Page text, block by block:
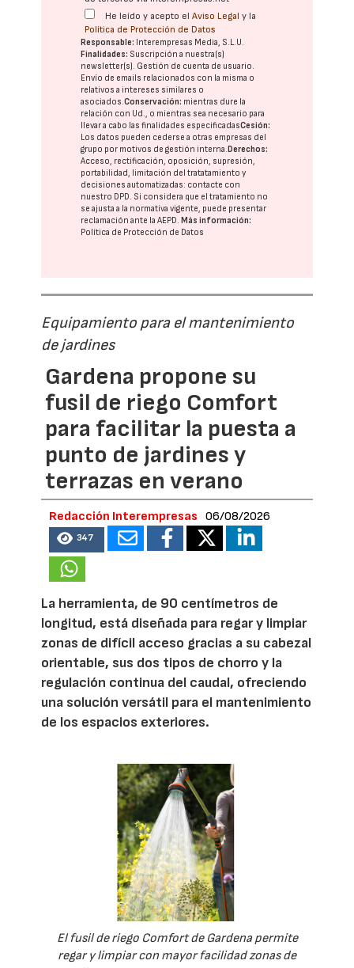
He leído y acepto elAviso Legal y la
Política de Protección de Datos
Responsable: Interempresas Media, S.L.U.
Finalidades: Suscripción a nuestra(s)
newsletter(s). Gestión de cuenta de usuario.
Envío de emails relacionados con la misma o
relativos a intereses similares o
asociados.Conservación: mientras dure la
relación con Ud., o mientras sea necesario para
llevar a cabo las finalidades especificadasCesión:
Los datos pueden cederse a otras empresas del
grupo por motivos de gestión interna. Derechos:
Acceso, rectificación, oposición, supresión,
portabilidad, limitación del tratatamiento y
decisiones automatizadas: contacte con
nuestro DPD. Si considera que el tratamiento no
se ajusta a la normativa vigente, puede presentar
reclamación ante laAEPD. Más información:
Política de Protección de Datos
Equipamiento para el mantenimiento
de jardines
Gardena propone su
fusil de riego Comfort
para facilitar la puesta a
punto de jardines y
terrazas en verano
Redacción Interempresas 06/08/2026
347
La herramienta, de 90 centímetros de
longitud, está diseñada para regar y limpiar
zonas de difícil acceso gracias a su cabezal
orientable, sus dos tipos de chorro y la
regulación continua del caudal, ofreciendo
una solución versátil para el mantenimiento
de los espacios exteriores.
El fusil de riego Comfort de Gardena permite
regar y limpiar con mayor facilidad zonas de